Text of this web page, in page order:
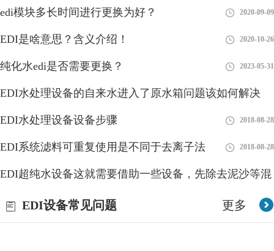
edi模块多长时间进行更换为好？ 2020-09-09
EDI是啥意思？含义介绍！ 2020-10-26
纯化水edi是否需要更换？ 2023-05-31
EDI水处理设备的自来水进入了原水箱问题该如何解决
2018-08-28
EDI水处理设备设备步骤 2018-08-28
EDI系统滤料可重复使用是不同于去离子法 2018-08-28
EDI超纯水设备这就需要借助一些设备，先除去泥沙等混
浊物 2018-08-28
更多
EDI设备常见问题
造成抛光混床树脂的寿命缩短和失效,增加运行成本严重影响生产.
引起EDI膜块故障的原因主要有以下几点
如何拆解西门子edi？详细流程！
可以发现就这么拆的比较麻烦，所以需要掌握一定的技巧，到底应
该如何拆解西门子EDI呢？